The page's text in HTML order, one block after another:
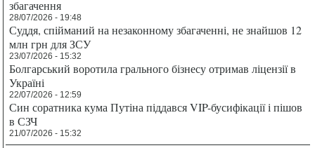
збагачення
28/07/2026 - 19:48
Суддя, спійманий на незаконному збагаченні, не знайшов 12
млн грн для ЗСУ
23/07/2026 - 15:32
Болгарський воротила грального бізнесу отримав ліцензії в
Україні
22/07/2026 - 12:59
Син соратника кума Путіна піддався VIP-бусифікації і пішов
в СЗЧ
21/07/2026 - 15:32